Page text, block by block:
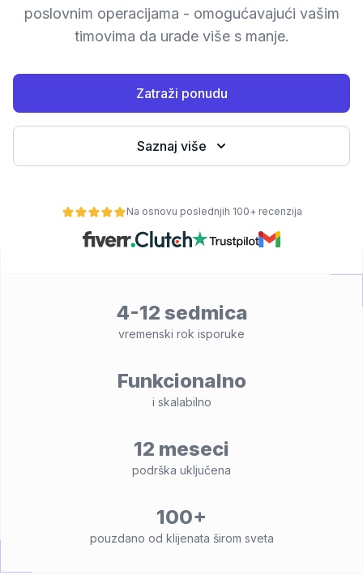
poslovnim operacijama - omogućavajući vašim
timovima da urade više s manje.
Zatraži ponudu
Saznaj više
Na osnovu poslednjih 100+ recenzija
4-12 sedmica
vremenski rok isporuke
Funkcionalno
i skalabilno
12 meseci
podrška uključena
100+
pouzdano od klijenata širom sveta